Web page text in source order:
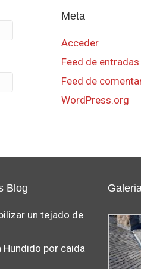
Meta
Acceder
Feed de entradas
Feed de
WordPress.org
Blog
un tejado de
Hundido por caida